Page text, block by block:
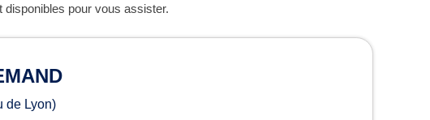
pour vous assister.
de Lyon)